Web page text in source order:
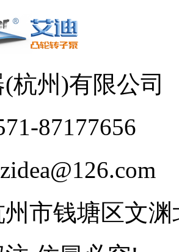
(杭州)有限公
87177656
市钱塘区文渊